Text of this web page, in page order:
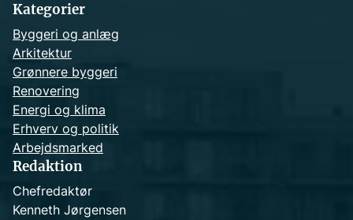
Kategorier
Byggeri og anlæg
Arkitektur
Grønnere byggeri
Renovering
Energi og klima
Erhverv og politik
Arbejdsmarked
Redaktion
Chefredaktør
Kenneth Jørgensen